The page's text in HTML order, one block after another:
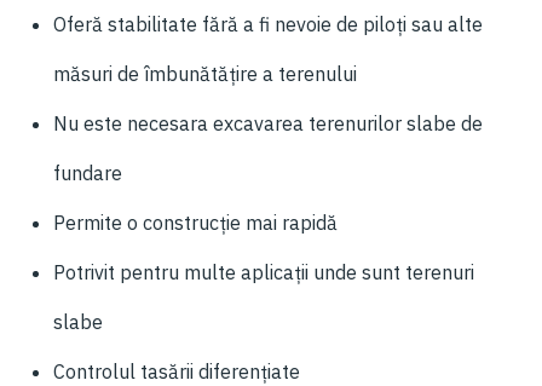
Oferă stabilitate fără a fi nevoie de piloți sau alte
măsuri de îmbunătățire a terenului
Nu este necesara excavarea terenurilor slabe de
fundare
Permite o construcție mai rapidă
Potrivit pentru multe aplicații unde sunt terenuri
slabe
Controlul tasării diferenţiate